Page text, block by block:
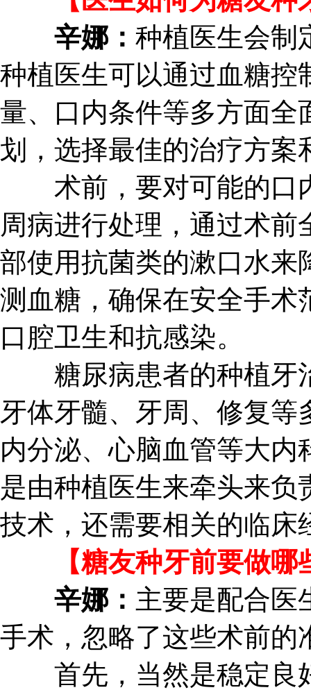
辛娜： 种植医生会制
种植医生可以通过血糖控
量、口内条件等多方面全
划，选择最佳的治疗方案
术前，要对可能的口
周病进行处理，通过术
部使用抗菌类的漱口水来
测血糖，确保在安全手术
口腔卫生和抗感染。
糖尿病患者的种植牙
牙体牙髓、牙周、修复
内分泌、心脑血管等大
是由种植医生来牵头来
技术，还需要相关的临床
【糖友种牙前要做哪
辛娜： 主要是配合医
手术，忽略了这些术前的
首先，当然是稳定良